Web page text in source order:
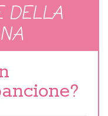
DELLA